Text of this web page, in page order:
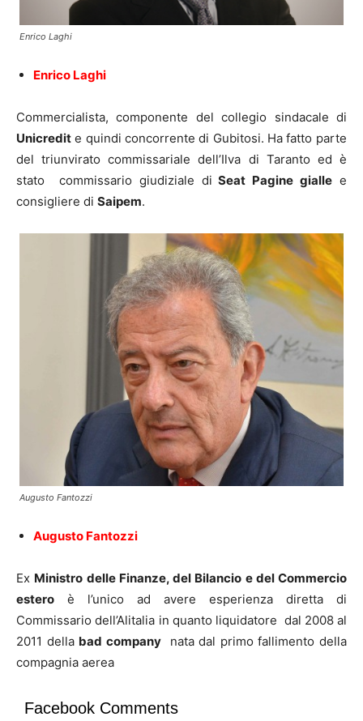
Enrico Laghi
Enrico Laghi
Commercialista, componente del collegio sindacale di
Unicredit e quindi concorrente di Gubitosi. Ha fatto parte
del triunvirato commissariale dell’Ilva di Taranto ed è
stato commissario giudiziale di Seat Pagine gialle e
consigliere di Saipem.
Augusto Fantozzi
Augusto Fantozzi
Ex Ministro delle Finanze, del Bilancio e del Commercio
estero è l’unico ad avere esperienza diretta di
Commissario dell’Alitalia in quanto liquidatore dal 2008 al
2011 della bad companynata dal primo fallimento della
compagnia aerea
Facebook Comments